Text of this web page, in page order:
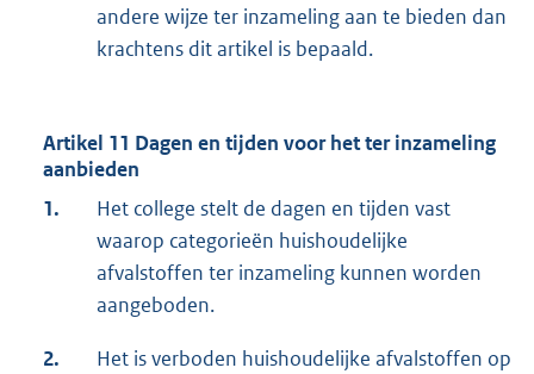
andere wijze ter inzameling aan te bieden dan
krachtens dit artikel is bepaald.
Artikel 11 Dagen en tijden voor het ter inzameling
aanbieden
1.
Het college stelt de dagen en tijden vast
waarop categorieën huishoudelijke
afvalstoffen ter inzameling kunnen worden
aangeboden.
2.
Het is verboden huishoudelijke afvalstoffen op